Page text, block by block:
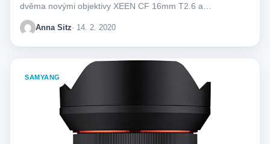
dvěma novými objektivy XEEN CF 16mm T2.6 a…
Anna Sitz· 14. 2. 2020
SAMYANG